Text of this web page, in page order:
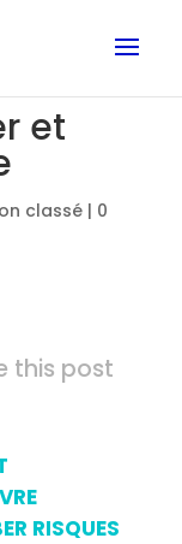
et
classé| 0
this post
RISQUES